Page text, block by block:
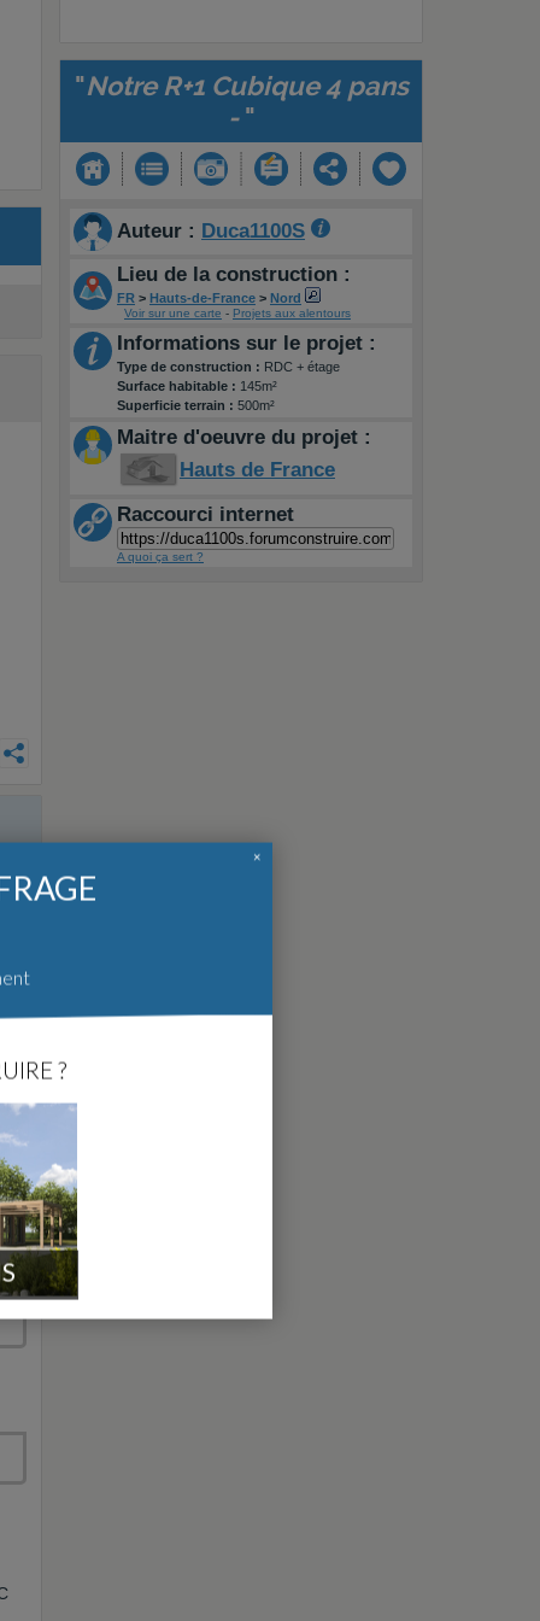
"Notre R+1 Cubique 4 pans
-"
Auteur : Duca1100S
Lieu de la construction :
FR > Hauts-de-France > Nord
Voir sur une carte - Projets aux alentours
Informations sur le projet :
Type de construction : RDC + étage
Surface habitable : 145m²
Superficie terrain : 500m²
Maitre d'oeuvre du projet :
Hauts de France
Raccourci internet
A quoi ça sert ?
?
×